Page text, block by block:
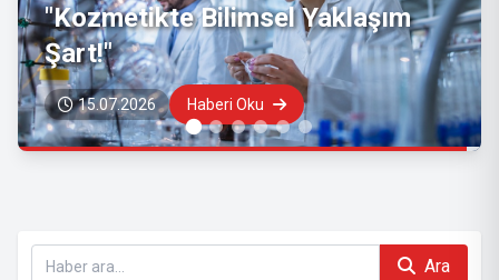
Bakanlığı'ndan "hantavirüs"
vakalarına ilişkin açıklama
08.05.2026 Haberi Oku
Ara